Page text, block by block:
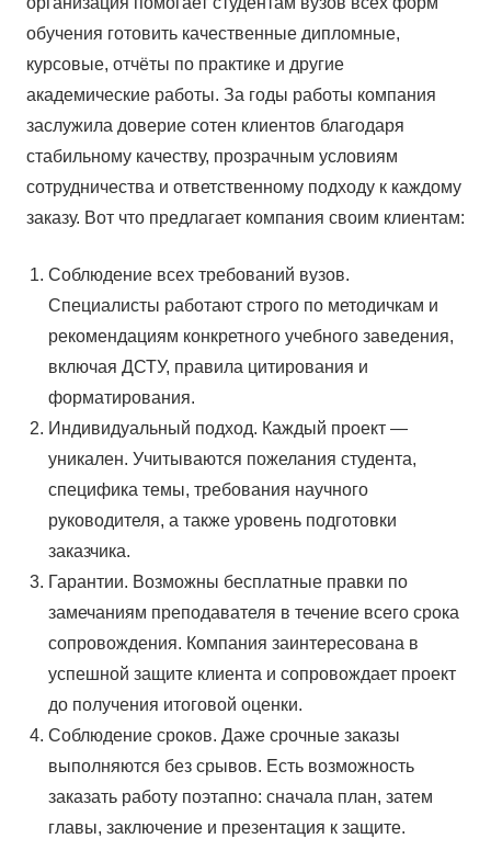
обучения готовить качественные дипломные,
курсовые, отчёты по практике и другие
академические работы. За годы работы компания
заслужила доверие сотен клиентов благодаря
стабильному качеству, прозрачным условиям
сотрудничества и ответственному подходу к каждому
заказу. Вот что предлагает компания своим клиентам:
Соблюдение всех требований вузов.
Специалисты работают строго по методичкам и
рекомендациям конкретного учебного заведения,
включая ДСТУ, правила цитирования и
форматирования.
Индивидуальный подход. Каждый проект —
уникален. Учитываются пожелания студента,
специфика темы, требования научного
руководителя, а также уровень подготовки
заказчика.
Гарантии. Возможны бесплатные правки по
замечаниям преподавателя в течение всего срока
сопровождения. Компания заинтересована в
успешной защите клиента и сопровождает проект
до получения итоговой оценки.
Соблюдение сроков. Даже срочные заказы
выполняются без срывов. Есть возможность
заказать работу поэтапно: сначала план, затем
главы, заключение и презентация к защите.